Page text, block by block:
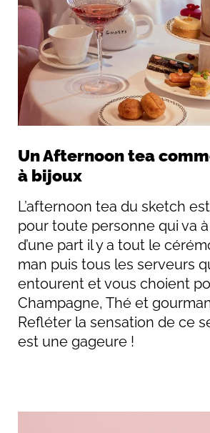
Un Afternoon tea
à bijoux
L’afternoon tea du sketch
pour toute personne qui va
d’une part il y a tout le
man puis tous les serveurs
entourent et vous choient
Champagne, Thé et
Refléter la sensation de ce
est une gageure !